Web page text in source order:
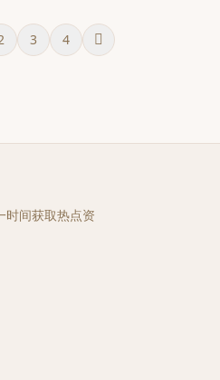
3 4
时间获取热点资